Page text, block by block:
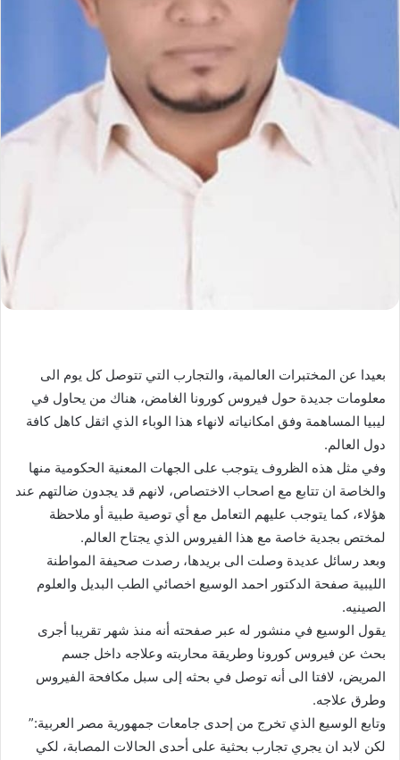
بعيدا عن المختبرات العالمية، والتجارب التي تتوصل كل يوم الى
معلومات جديدة حول فيروس كورونا الغامض، هناك من يحاول في
ليبيا المساهمة وفق امكانياته لانهاء هذا الوباء الذي اثقل كاهل كافة
دول العالم.
وفي مثل هذه الظروف يتوجب على الجهات المعنية الحكومية منها
والخاصة ان تتابع مع اصحاب الاختصاص، لانهم قد يجدون ضالتهم عند
هؤلاء، كما يتوجب عليهم التعامل مع أي توصية طبية أو ملاحظة
لمختص بجدية خاصة مع هذا الفيروس الذي يجتاح العالم.
وبعد رسائل عديدة وصلت الى بريدها، رصدت صحيفة المواطنة
الليبية صفحة الدكتور احمد الوسيع اخصائي الطب البديل والعلوم
الصينيه.
يقول الوسيع في منشور له عبر صفحته أنه منذ شهر تقريبا أجرى
بحث عن فيروس كورونا وطريقة محاربته وعلاجه داخل جسم
المريض، لافتا الى أنه توصل في بحثه إلى سبل مكافحة الفيروس
وطرق علاجه.
وتابع الوسيع الذي تخرج من إحدى جامعات جمهورية مصر العربية:”
لكن لابد ان يجري تجارب بحثية على أحدى الحالات المصابة، لكي